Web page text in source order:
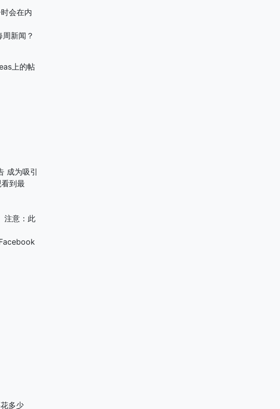
会在内
新闻？
上的帖
成为吸引
到最
注意：此
多少